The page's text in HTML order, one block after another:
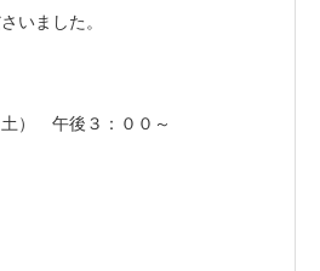
いました。
） 午後３：００～